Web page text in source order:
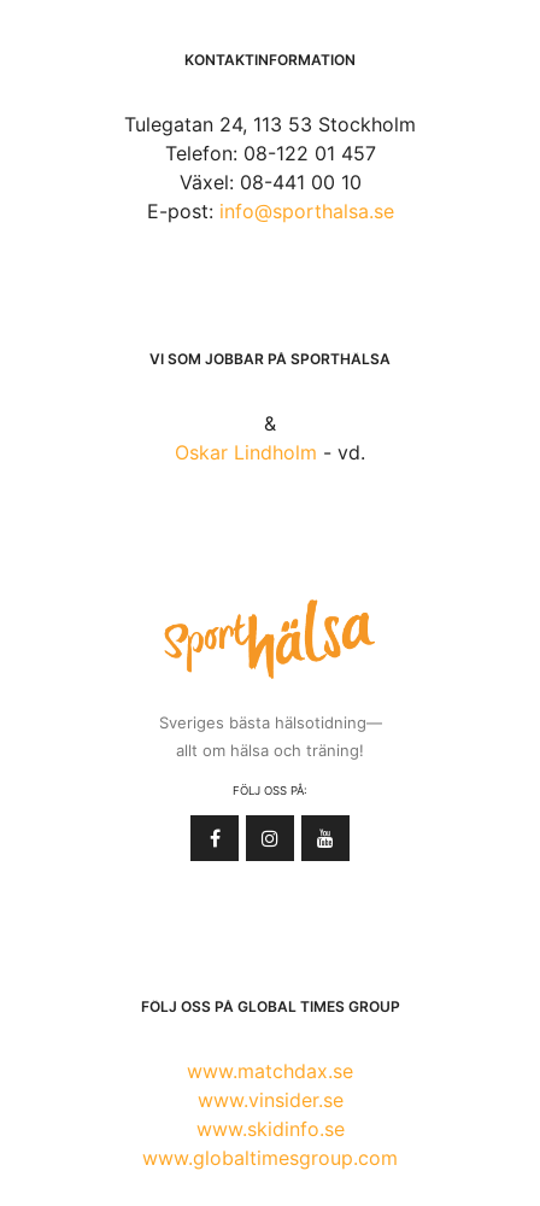
KONTAKTINFORMATION
Tulegatan 24, 113 53 Stockholm
Telefon: 08-122 01 457
Växel: 08-441 00 10
E-post: info@sporthalsa.se
VI SOM JOBBAR PÅ SPORTHÄLSA
&
Oskar Lindholm - vd.
Sveriges bästa hälsotidning—
allt om hälsa och träning!
FÖLJ OSS PÅ:
FÖLJ OSS PÅ GLOBAL TIMES GROUP
www.matchdax.se
www.vinsider.se
www.skidinfo.se
www.globaltimesgroup.com